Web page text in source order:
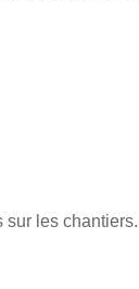
sur les chantiers.